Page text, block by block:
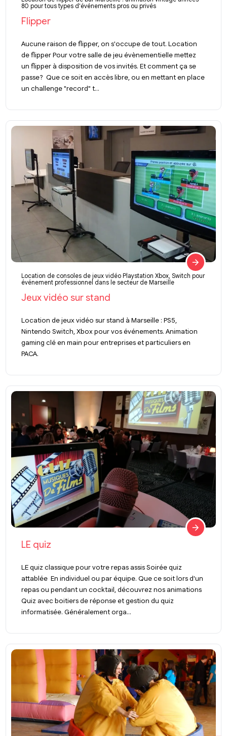
80 pour tous types d'événements pros ou privés
Flipper
Aucune raison de flipper, on s'occupe de tout. Location
de flipper Pour votre salle de jeu évènementielle mettez
un flipper à disposition de vos invités. Et comment ça se
passe? Que ce soit en accès libre, ou en mettant en place
un challenge "record" t...
Location de consoles de jeux vidéo Playstation Xbox, Switch pour
événement professionnel dans le secteur de Marseille
Jeux vidéo sur stand
Location de jeux vidéo sur stand à Marseille : PS5,
Nintendo Switch, Xbox pour vos événements. Animation
gaming clé en main pour entreprises et particuliers en
PACA.
LE quiz
LE quiz classique pour votre repas assis Soirée quiz
attablée En individuel ou par équipe. Que ce soit lors d'un
repas ou pendant un cocktail, découvrez nos animations
Quiz avec boitiers de réponse et gestion du quiz
informatisée. Généralement orga...